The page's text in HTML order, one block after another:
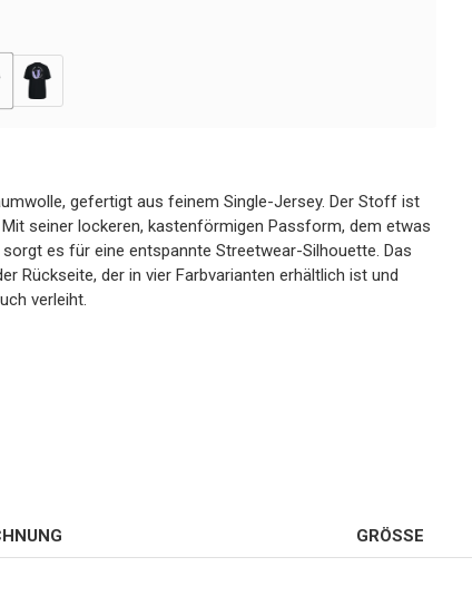
gefertigt aus feinem Single-Jersey. Der Stoff ist
seiner lockeren, kastenförmigen Passform, dem etwas
es für eine entspannte Streetwear-Silhouette. Das
Rückseite, der in vier Farbvarianten erhältlich ist und
verleiht.
GRÖSSE